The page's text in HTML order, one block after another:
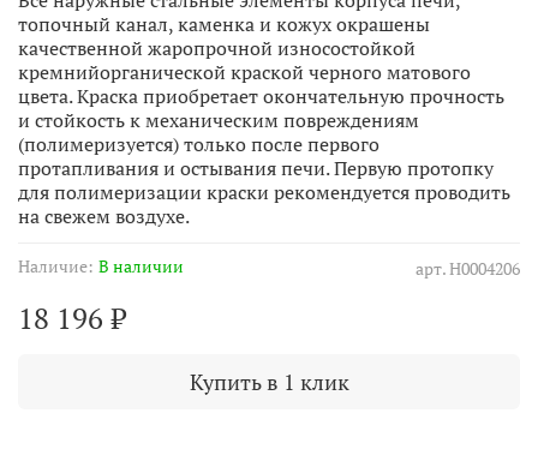
арт.Н0004206
Наличие: В наличии
18 196 ₽
Купить в 1 клик
топочный канал, каменка и кожух окрашены
качественной жаропрочной износостойкой
кремнийорганической краской черного матового
цвета. Краска приобретает окончательную прочность
и стойкость к механическим повреждениям
(полимеризуется) только после первого
протапливания и остывания печи. Первую протопку
для полимеризации краски рекомендуется проводить
на свежем воздухе.